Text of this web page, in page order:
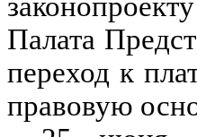
Палата
переход к
правовую